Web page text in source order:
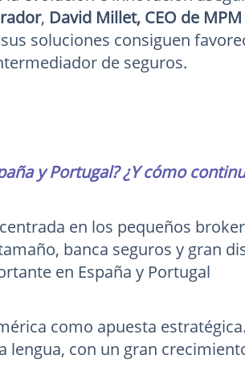
, David Millet, CEO de
soluciones consiguen
de seguros.
y Portugal? ¿Y cómo
en los pequeños
banca seguros y gran
en España y Portugal
como apuesta
con un gran